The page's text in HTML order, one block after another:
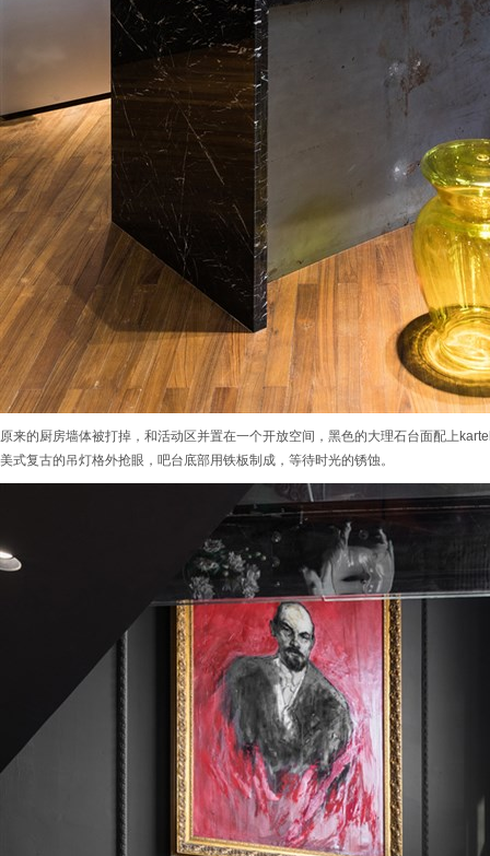
原来的厨房墙体被打掉，和活动区并置在一个开放空间，黑色的大理石台面配上
美式复古的吊灯格外抢眼，吧台底部用铁板制成，等待时光的锈蚀。